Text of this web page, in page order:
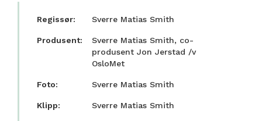
Regissør: Sverre Matias Smith
Produsent:
Sverre Matias Smith, co-
produsent Jon Jerstad /v
OsloMet
Foto: Sverre Matias Smith
Klipp: Sverre Matias Smith